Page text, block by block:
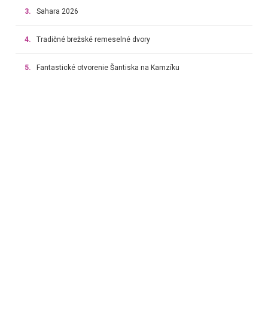
3. Sahara 2026
4. Tradičné brežské remeselné dvory
5. Fantastické otvorenie Šantiska na Kamzíku